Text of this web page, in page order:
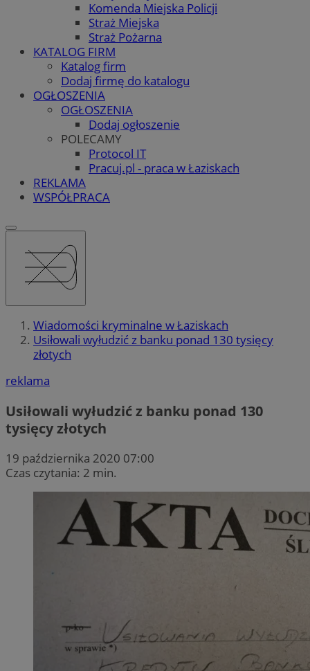
Komenda Miejska Policji
Straż Miejska
Straż Pożarna
KATALOG FIRM
Katalog firm
Dodaj firmę do katalogu
OGŁOSZENIA
OGŁOSZENIA
Dodaj ogłoszenie
POLECAMY
Protocol IT
Pracuj.pl - praca w Łaziskach
REKLAMA
WSPÓŁPRACA
Wiadomości kryminalne w Łaziskach
Usiłowali wyłudzić z banku ponad 130 tysięcy
złotych
reklama
Usiłowali wyłudzić z banku ponad 130
tysięcy złotych
19 października 2020 07:00
Czas czytania: 2 min.